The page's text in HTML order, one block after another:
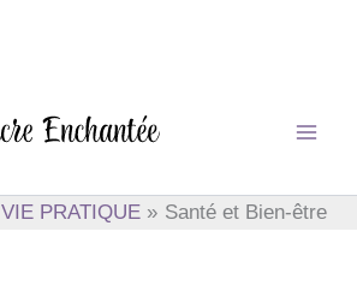
VIE PRATIQUE Santé et Bien-être